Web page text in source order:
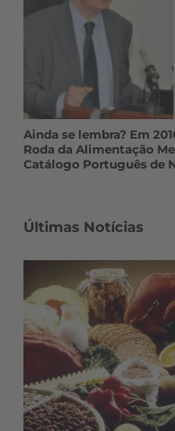
Ainda se lembra? Em
Roda da Alimentação
Catálogo Português de
Últimas Notícias